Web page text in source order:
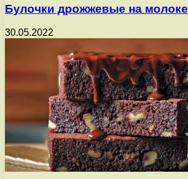
Булочки дрожжевые на молоке
30.05.2022